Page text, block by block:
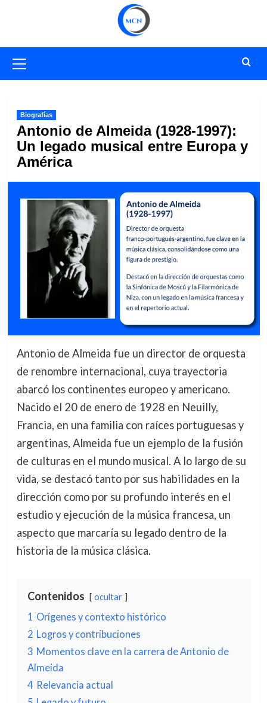
primario
Biografías
Antonio de Almeida (1928-1997):
Un legado musical entre Europa y
América
Antonio de Almeida fue un director de orquesta
de renombre internacional, cuya trayectoria
abarcó los continentes europeo y americano.
Nacido el 20 de enero de 1928 en Neuilly,
Francia, en una familia con raíces portuguesas y
argentinas, Almeida fue un ejemplo de la fusión
de culturas en el mundo musical. A lo largo de su
vida, se destacó tanto por sus habilidades en la
dirección como por su profundo interés en el
estudio y ejecución de la música francesa, un
aspecto que marcaría su legado dentro de la
historia de la música clásica.
Contenidos ocultar
1 Orígenes y contexto histórico
2 Logros y contribuciones
3 Momentos clave en la carrera de Antonio de
Almeida
4 Relevancia actual